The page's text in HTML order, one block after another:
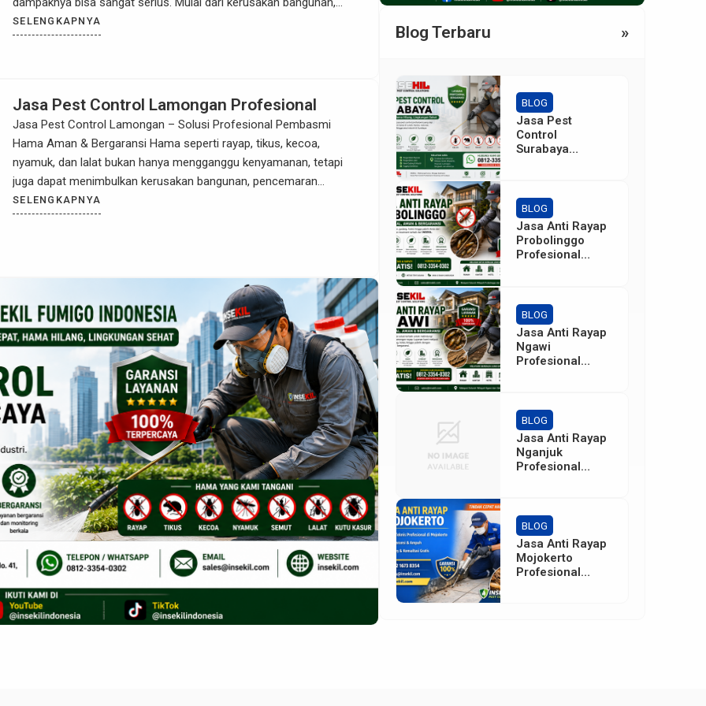
pencemaran makanan, hingga penyebaran penyakit berbahaya. Jika
Anda sedang mencari Jasa Pest Control Lamongan yang
SELENGKAPNYA
Jasa Pest Control Lamongan Profesional
Jasa Pest Control Lamongan – Solusi Profesional Pembasmi
Hama Aman & Bergaransi Hama seperti rayap, tikus, kecoa,
nyamuk, dan lalat bukan hanya mengganggu kenyamanan, tetapi
juga dapat menimbulkan kerusakan bangunan, pencemaran
makanan, hingga risiko penyakit. Jika Anda mencari jasa pest
control Lamongan yang profesional, aman, dan terpercaya, Insekil
SELENGKAPNYA
Blog Terbaru »
BLOG
Jasa Pest
Control
Surabaya
Kantor, Gudang
& Industri
BLOG
Jasa Anti Rayap
Probolinggo
Profesional
BLOG
Jasa Anti Rayap
Ngawi
Profesional
BLOG
Jasa Anti Rayap
Nganjuk
Profesional
BLOG
Jasa Anti Rayap
Mojokerto
Profesional